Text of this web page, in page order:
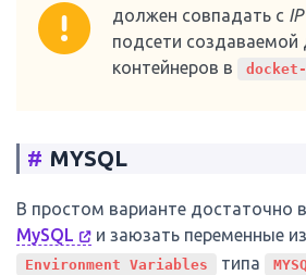
должен совпадать с IP
подсети
контейнеров в
docket-
# MYSQL
В простом варианте достаточно
MySQL
и заюзать переменные
Environment Variables типа